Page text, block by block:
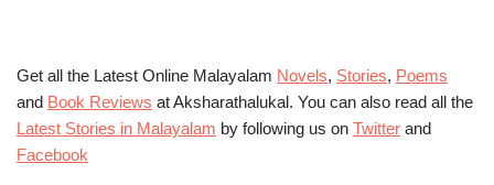
Get all the Latest Online Malayalam Novels, Stories, Poems
and Book Reviews at Aksharathalukal. You can also read all the
Latest Stories in Malayalam by following us on Twitter and
Facebook